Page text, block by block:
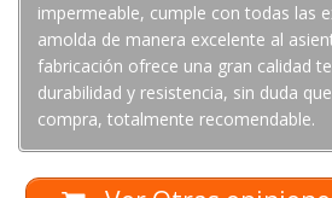
impermeable, cumple con todas las
amolda de manera excelente al
fabricación ofrece una gran calidad
durabilidad y resistencia, sin duda
compra, totalmente recomendable.